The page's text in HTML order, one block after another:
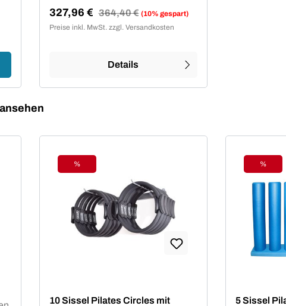
Verkaufspreis:
327,96 € Regulärer Preis:
364,40 € (10% gespart)
Preise inkl. MwSt. zzgl. Versandkosten
Details
Rabatt
%
10 Sissel Pilates Circles mit
Rabatt
%
5 Sissel